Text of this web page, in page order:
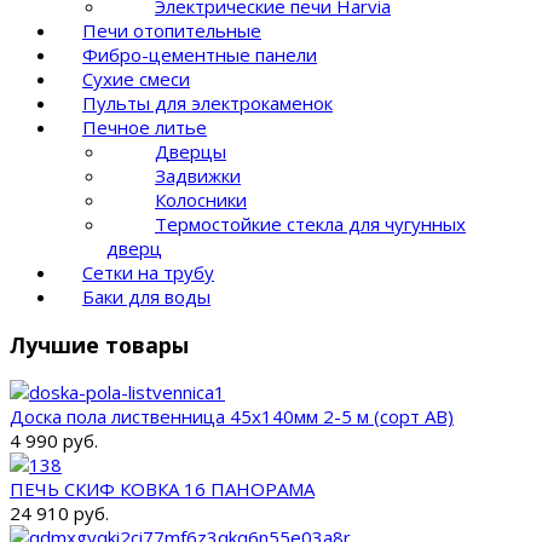
Электрические печи Harvia
Печи отопительные
Фибро-цементные панели
Сухие смеси
Пульты для электрокаменок
Печное литье
Дверцы
Задвижки
Колосники
Термостойкие стекла для чугунных
дверц
Сетки на трубу
Баки для воды
Лучшие товары
Доска пола лиственница 45х140мм 2-5 м (сорт AB)
4 990 руб.
ПЕЧЬ СКИФ КОВКА 16 ПАНОРАМА
24 910 руб.